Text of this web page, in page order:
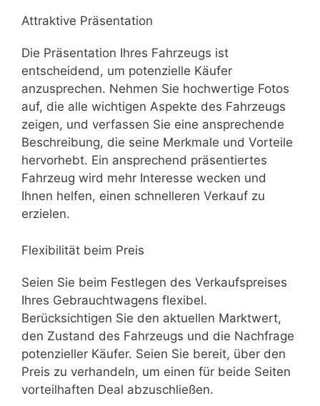
Attraktive Präsentation
Die Präsentation Ihres Fahrzeugs ist
entscheidend, um potenzielle Käufer
anzusprechen. Nehmen Sie hochwertige Fotos
auf, die alle wichtigen Aspekte des Fahrzeugs
zeigen, und verfassen Sie eine ansprechende
Beschreibung, die seine Merkmale und Vorteile
hervorhebt. Ein ansprechend präsentiertes
Fahrzeug wird mehr Interesse wecken und
Ihnen helfen, einen schnelleren Verkauf zu
erzielen.
Flexibilität beim Preis
Seien Sie beim Festlegen des Verkaufspreises
Ihres Gebrauchtwagens flexibel.
Berücksichtigen Sie den aktuellen Marktwert,
den Zustand des Fahrzeugs und die Nachfrage
potenzieller Käufer. Seien Sie bereit, über den
Preis zu verhandeln, um einen für beide Seiten
vorteilhaften Deal abzuschließen.